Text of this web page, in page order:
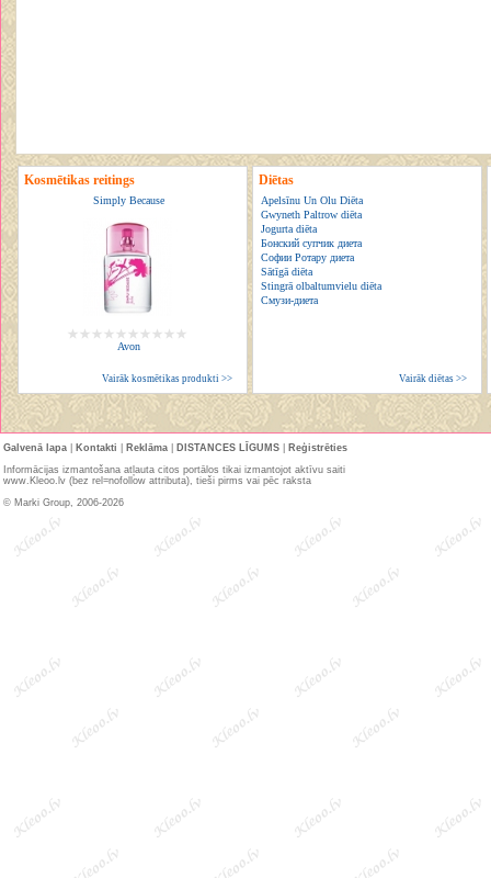
Kosmētikas reitings
Simply Because
Avon
Vairāk kosmētikas produkti >>
Diētas
Apelsīnu Un Olu Diēta
Gwyneth Paltrow diēta
Jogurta diēta
Бонский супчик диета
Софии Ротару диета
Sātīgā diēta
Stingrā olbaltumvielu diēta
Смузи-диета
Vairāk diētas >>
Galvenā lapa Kontakti Reklāma DISTANCES LĪGUMS
Reģistrēties
Informācijas izmantošana atļauta citos portālos tikai izmantojot aktīvu saiti
www.Kleoo.lv (bez rel=nofollow attributa), tieši pirms vai pēc raksta
© Marki Group, 2006-2026